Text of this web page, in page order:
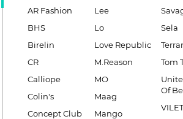
AR Fashion
BHS
Birelin
CR
Calliope
Colin's
Concept Club
Lee
Lo
Love Republic
M.Reason
MO
Maag
Mango
Sela
Tom
Of
VILET